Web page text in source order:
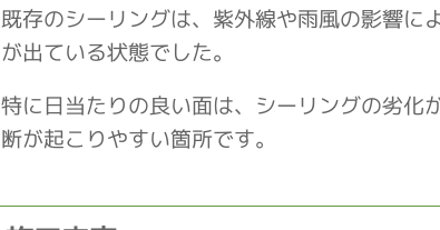
既存のシーリングは、紫外線や雨風の影響に
が出ている状態でした。
特に日当たりの良い面は、シーリングの劣化
断が起こりやすい箇所です。